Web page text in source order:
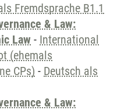
Fremdsprache B1.1
& Law:
Law - International
(ehemals
CPs) - Deutsch als
& Law: